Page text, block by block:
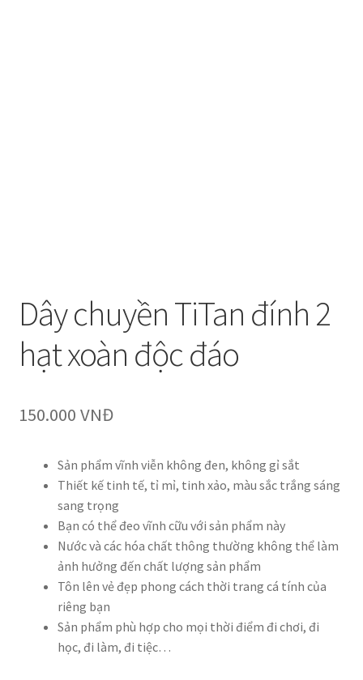
Dây chuyền TiTan đính 2
hạt xoàn độc đáo
150.000 VNĐ
Sản phẩm vĩnh viễn không đen, không gỉ sắt
Thiết kế tinh tế, tỉ mỉ, tinh xảo, màu sắc trắng sáng
sang trọng
Bạn có thể đeo vĩnh cữu với sản phẩm này
Nước và các hóa chất thông thường không thể làm
ảnh hưởng đến chất lượng sản phẩm
Tôn lên vẻ đẹp phong cách thời trang cá tính của
riêng bạn
Sản phẩm phù hợp cho mọi thời điểm đi chơi, đi
học, đi làm, đi tiệc…